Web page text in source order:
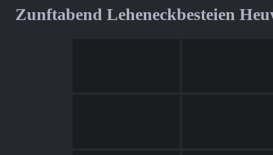
Zunftabend Leheneckbesteien